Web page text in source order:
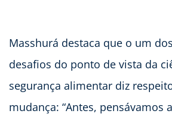
Masshurá destaca que o um
desafios do ponto de vista da
segurança alimentar diz
mudança: “Antes, pensávamos